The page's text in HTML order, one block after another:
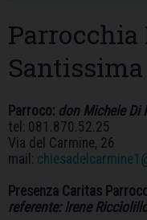
Parrocchia
Parroco: don Michele Di
tel: 081.870.52.25
Via del Carmine, 26
mail:
Presenza Caritas
referente: Irene